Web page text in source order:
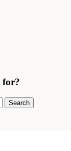
for?
Search